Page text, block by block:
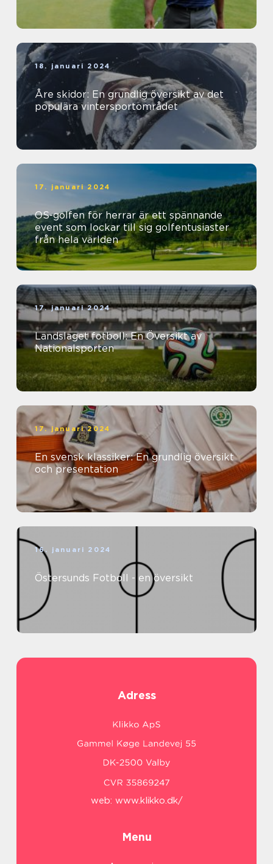
18. januari 2024
Åre skidor: En grundlig översikt av det
populära vintersportområdet
17. januari 2024
OS-golfen för herrar är ett spännande
event som lockar till sig golfentusiaster
från hela världen
17. januari 2024
Landslaget fotboll: En Översikt av
Nationalsporten
17. januari 2024
En svensk klassiker: En grundlig översikt
och presentation
16. januari 2024
Östersunds Fotboll - en översikt
Adress
web: www.klikko.dk/
Menu